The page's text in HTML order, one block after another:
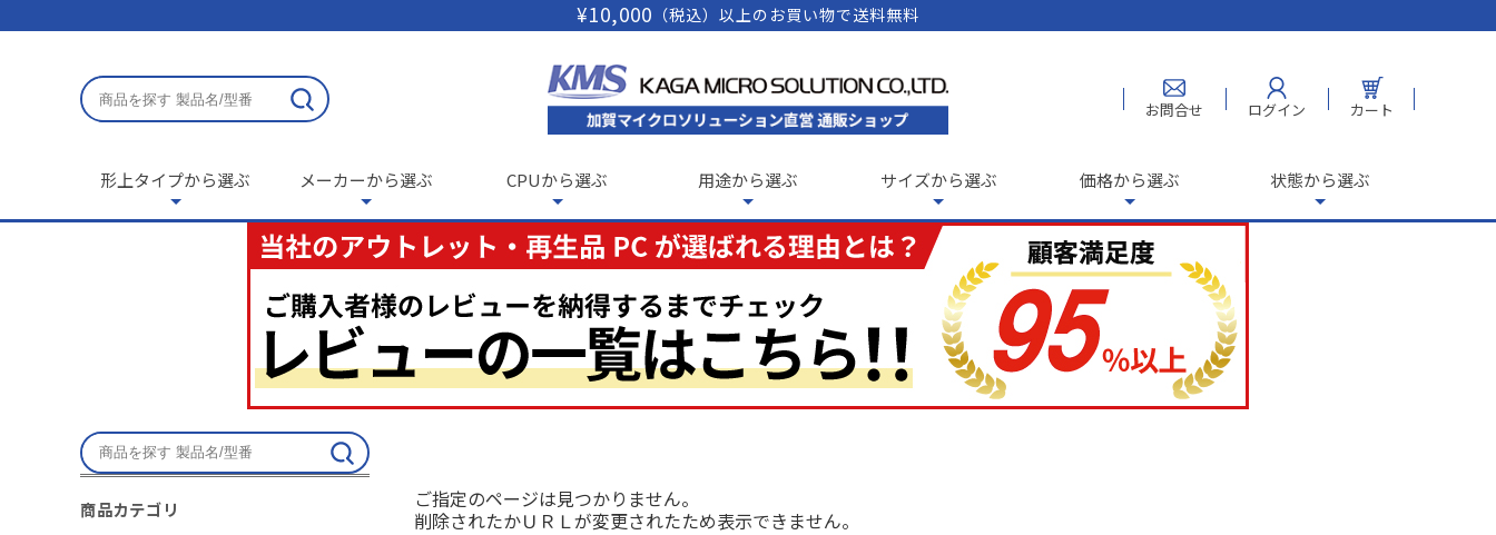
¥10,000 （税込）以上のお買い物で送料無料
お問合せ ログイン カート
形上タイプから選ぶ メーカーから選ぶ CPUから選ぶ 用途から選ぶ サイズから選ぶ 価格から選ぶ 状態から選ぶ
ご指定のページは見つかりません。
削除されたかＵＲＬが変更されたため表示できません。
商品カテゴリ